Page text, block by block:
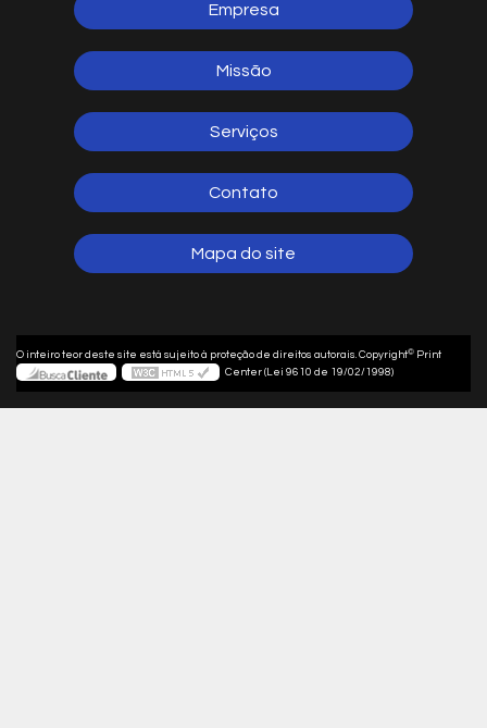
Empresa
Missão
Serviços
Contato
Mapa do site
O inteiro teor deste site está sujeito à proteção de direitos autorais. Copyright© Print
Center (Lei 9610 de 19/02/1998)